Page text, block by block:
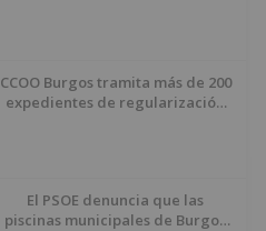
CCOO Burgos tramita más de 200
expedientes de regularización
El PSOE denuncia que las
piscinas municipales de Burgos